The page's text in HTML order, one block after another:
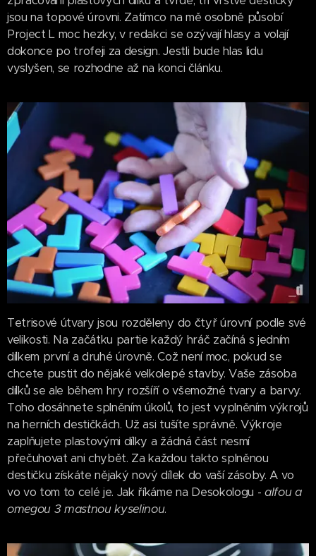
jsou na topové úrovni. Zatímco na mě osobně působí
Project L moc hezky, v redakci se ozývají hlasy a volají
dokonce po trofeji za design. Jestli bude hlas lidu
vyslyšen, se rozhodne až na konci článku.
Tetrisové útvary jsou rozděleny do čtyř úrovní podle své
velikosti. Na začátku partie každý hráč začíná s jedním
dílkem první a druhé úrovně. Což není moc, pokud se
chcete pustit do nějaké velkolepé stavby. Vaše zásoba
dílků se ale během hry rozšíří o všemožné tvary a barvy.
Toho dosáhnete splněním úkolů, to jest vyplněním výkrojů
na herních destičkách. Už asi tušíte správně. Výkroje
zaplňujete plastovými dílky a žádná část nesmí
přečuhovat ani chybět. Za každou takto splněnou
destičku získáte nějaký nový dílek do vaší zásoby. A vo
vo vo tom to celé je. Jak říkáme na Desokologu - alfou a
omegou 3 mastnou kyselinou.